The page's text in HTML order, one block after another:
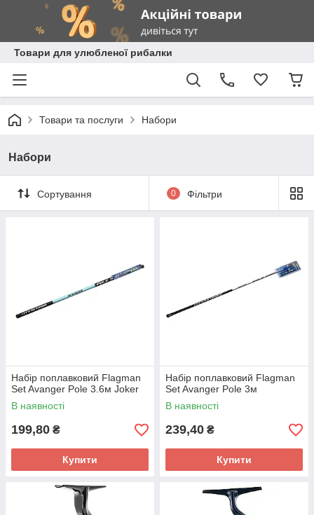
Товари для улюбленої рибалки
Товари та послуги Набори
Набори
Сортування 0 Фільтри
Набір поплавковий Flagman
Set Avanger Pole 3.6м Joker
В наявності
199,80 ₴
Купити
Набір поплавковий Flagman
Set Avanger Pole 3м
В наявності
239,40 ₴
Купити